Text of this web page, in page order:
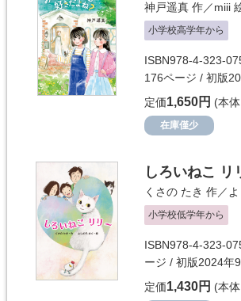
神戸遥真 作／miii
小学校高学年から
ISBN978-4-323-
176ページ / 初版
定価1,650円 (本
在庫僅少
しろいねこ リ
くさの たき 作／
小学校低学年から
ISBN978-4-323-
ージ / 初版2024年9
定価1,430円 (本